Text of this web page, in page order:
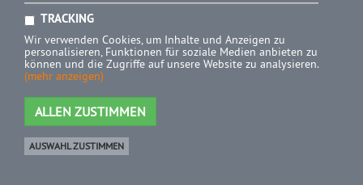
verwenden, das jedoch nicht vorgeschrieben ist. Zur Wahrung
der Widerrufsfrist reicht es aus, dass Sie die Mitteilung über
die Ausübung des Widerrufsrechts vor Ablauf der
Widerrufsfrist absenden.
Folgen des Widerrufs
Wenn Sie diesen Vertrag widerrufen, haben wir Ihnen alle
Zahlungen, die wir von Ihnen erhalten haben, einschließlich
der Lieferkosten (mit Ausnahme der zusätzlichen Kosten, die
TRACKING
Wir verwenden Cookies, um Inhalte und Anzeigen zu
personalisieren, Funktionen für soziale Medien anbieten zu
können und die Zugriffe auf unsere Website zu analysieren.
(mehr anzeigen)
ALLEN ZUSTIMMEN
AUSWAHL ZUSTIMMEN